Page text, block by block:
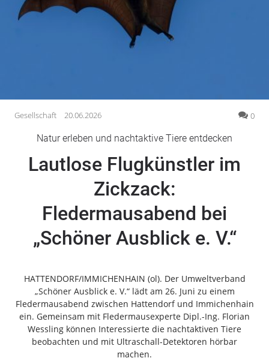
Vogelsberg
Alsfeld
Romrod
Schotten
Schlitz
Antrifttal
Freiensteinau
Gemünden
Grebenau
Grebenhain
Herbstein
Gesellschaft 20.06.2026 0
Natur erleben und nachtaktive Tiere entdecken
Lautlose Flugkünstler im
Zickzack:
Fledermausabend bei
„Schöner Ausblick e. V.“
HATTENDORF/IMMICHENHAIN (ol). Der Umweltverband
„Schöner Ausblick e. V.“ lädt am 26. Juni zu einem
Fledermausabend zwischen Hattendorf und Immichenhain
ein. Gemeinsam mit Fledermausexperte Dipl.-Ing. Florian
Wessling können Interessierte die nachtaktiven Tiere
beobachten und mit Ultraschall-Detektoren hörbar
machen.